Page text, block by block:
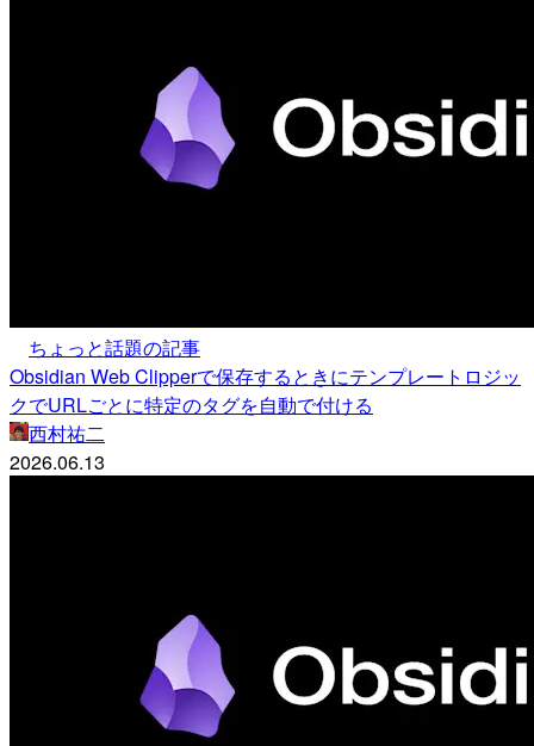
ちょっと話題の記事
Obsidian Web Clipperで保存するときにテンプレートロジッ
クでURLごとに特定のタグを自動で付ける
西村祐二
2026.06.13